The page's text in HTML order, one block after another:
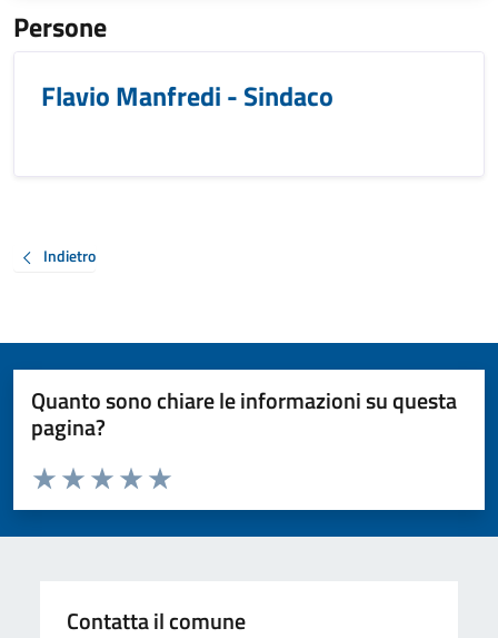
Persone
Flavio Manfredi - Sindaco
Indietro
Quanto sono chiare le informazioni su questa
pagina?
Valuta da 1 a 5 stelle la pagina
Valuta 5 stelle su 5
Valuta 4 stelle su 5
Valuta 3 stelle su 5
Valuta 2 stelle su 5
Valuta 1 stelle su 5
Contatta il comune